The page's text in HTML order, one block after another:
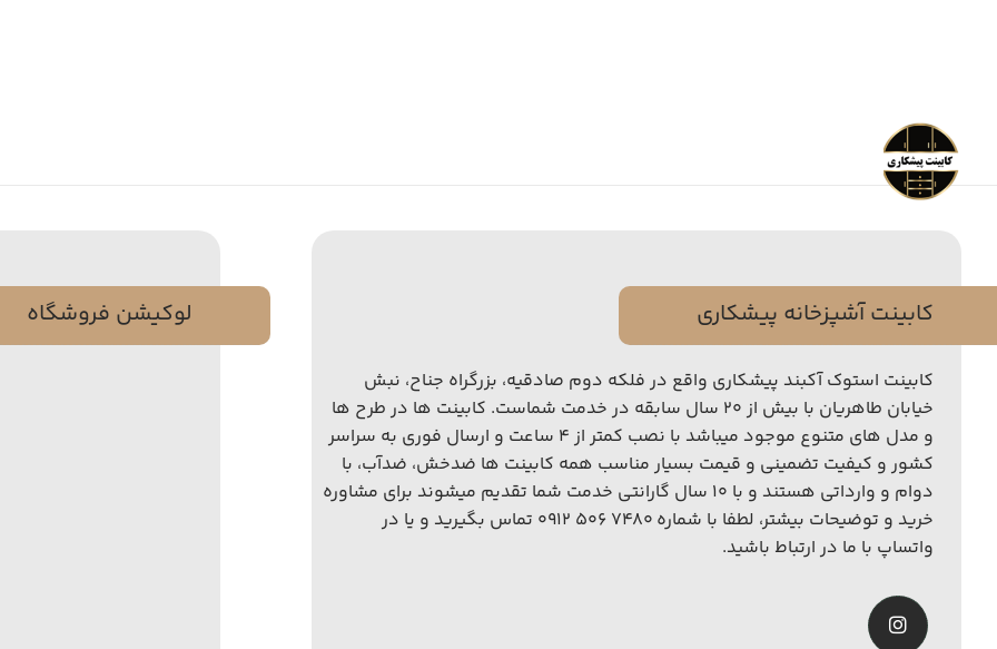
کابینت آشپزخانه پیشکاری
کابینت استوک آکبند پیشکاری واقع در فلکه دوم صادقیه، بزرگراه جناح، نبش
خیابان طاهریان با بیش از ۲۰ سال سابقه در خدمت شماست. کابینت ها در طرح ها
و مدل های متنوع موجود میباشد با نصب کمتر از ۴ ساعت و ارسال فوری به سراسر
کشور و کیفیت تضمینی و قیمت بسیار مناسب همه کابینت ها ضدخش، ضدآب، با
دوام و وارداتی هستند و با ۱۰ سال گارانتی خدمت شما تقدیم میشوند برای مشاوره
خرید و توضیحات بیشتر، لطفا با شماره ۷۴۸۰ ۵۰۶ ۰۹۱۲ تماس بگیرید و یا در
واتساپ با ما در ارتباط باشید.
لوکیشن فروشگاه